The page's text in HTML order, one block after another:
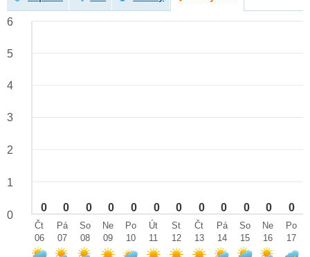
0 0 0 0 0 0 0 0 0 0 0 0
6
5
4
3
2
1
0
Čt
06
Pá
07
So
08
Ne
09
Po
10
Út
11
St
12
Čt
13
Pá
14
So
15
Ne
16
Po
17